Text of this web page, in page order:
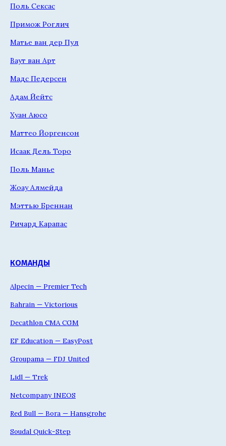
Поль Сексас
Примож Роглич
Матье ван дер Пул
Ваут ван Арт
Мадс Педерсен
Адам Йейтс
Хуан Аюсо
Маттео Йоргенсон
Исаак Дель Торо
Поль Манье
Жоау Алмейда
Мэттью Бреннан
Ричард Карапас
КОМАНДЫ
Alpecin — Premier Tech
Bahrain — Victorious
Decathlon CMA CGM
EF Education — EasyPost
Groupama — FDJ United
Lidl — Trek
Netcompany INEOS
Red Bull — Bora — Hansgrohe
Soudal Quick-Step